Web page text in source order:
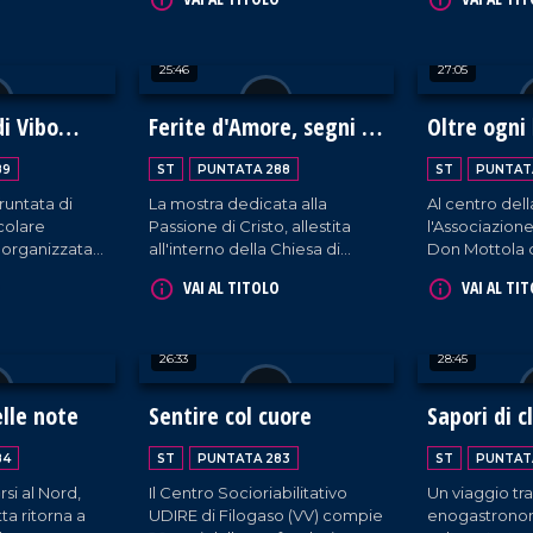
quel
animali e
vita molto
delle
della città, gestita dalla figlia
preservare la memoria e
l'impegno di Giuseppe.
attraverso
Vibo
di
Maria SS.
25:46
Ferite d'Amore, segni di
Luce
ST PUNTATA 288
La mostra dedicata alla
Passione di Cristo, allestita
all'interno della Chiesa di
sostenuta da don Giuseppe
di Vibo Valentia), secondo
iniziativa del collezionista di
cartoline Antonio Manco.
VAI AL TITOLO
27:05
Oltre
ST
Al centro
Don Mottola
premura, a
fortemente
mamme,
agosto 43
VAI AL
note
al Nord,
ritorna a
26:33
Sentire col cuore
ST PUNTATA 283
Il Centro Socioriabilitativo
UDIRE di Filogaso (VV) compie
28:45
Sapori di
ST
Un viaggio tra